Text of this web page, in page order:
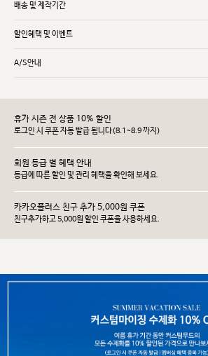
배송 및 제작기간
할인혜택 및 이벤트
A/S안내
휴가 시즌 전 상품 10% 할인
로그인 시 쿠폰 자동 발급 됩니다(8.1~8.9 까지)
회원 등급 별 혜택 안내
등급에 따른 할인 및 관리 헤택을 확인해 보세요.
카카오플러스 친구 추가 5,000원 쿠폰
친구추가하고 5,000원 할인 쿠폰을 사용하세요.